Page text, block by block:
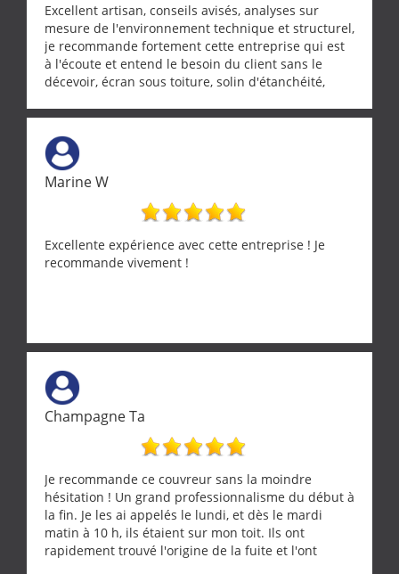
Excellent artisan, conseils avisés, analyses sur
mesure de l'environnement technique et structurel,
je recommande fortement cette entreprise qui est
à l'écoute et entend le besoin du client sans le
décevoir, écran sous toiture, solin d'étanchéité,
récupérateur d'eau, tout a été parfaitement mis en
œuvre sans besoin d'y revenir. confiance assurée.
Marine W
Excellente expérience avec cette entreprise ! Je
recommande vivement !
Champagne Ta
Je recommande ce couvreur sans la moindre
hésitation ! Un grand professionnalisme du début à
la fin. Je les ai appelés le lundi, et dès le mardi
matin à 10 h, ils étaient sur mon toit. Ils ont
rapidement trouvé l'origine de la fuite et l'ont